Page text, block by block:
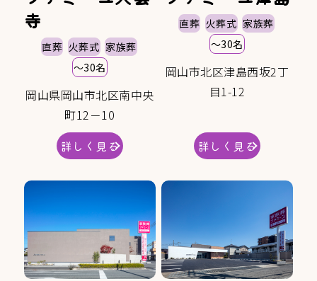
寺
直葬 火葬式 家族葬
～30名
岡山県岡山市北区南中央
町12－10
詳しく見る
直葬 火葬式 家族葬
～30名
岡山市北区津島西坂2丁
目1‑12
詳しく見る